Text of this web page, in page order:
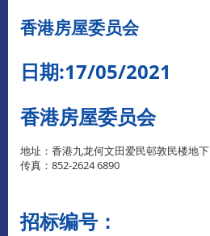
香港房屋委员会
日期:17/05/2021
香港房屋委员会
地址：香港九龙何文田爱民邨敦民楼地下
传真：852-2624 6890
招标编号：